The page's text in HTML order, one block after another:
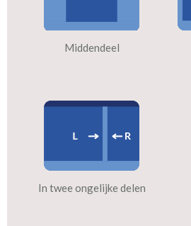
Middendeel
In twee ongelijke delen